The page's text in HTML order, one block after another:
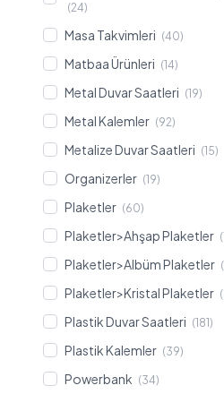
(24)
Masa Takvimleri (40)
Matbaa Ürünleri (14)
Metal Duvar Saatleri (19)
Metal Kalemler (92)
Metalize Duvar Saatleri (15)
Organizerler (19)
Plaketler (60)
Plaketler>Ahşap Plaketler
Plaketler>Albüm Plaketler
Plaketler>Kristal Plaketler
Plastik Duvar Saatleri (181)
Plastik Kalemler (39)
Powerbank (34)